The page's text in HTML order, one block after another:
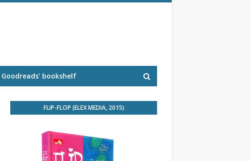
Goodreads' bookshelf
FLIP-FLOP (ELEX MEDIA, 2015)